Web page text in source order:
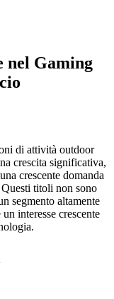
nel Gaming
di attività outdoor
crescita significativa,
crescente domanda
titoli non sono
segmento altamente
interesse crescente